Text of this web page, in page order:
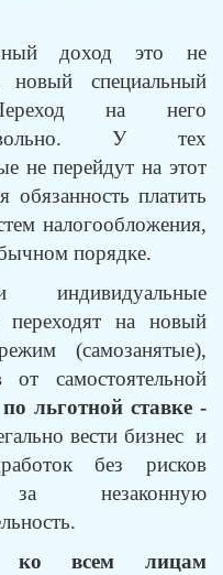
доход это не
новый специальный
на него
У тех
не перейдут на этот
обязанность платить
налогообложения,
порядке.
переходят на новый
(самозанятые),
самостоятельной
льготной ставке -
вести бизнес и
без рисков
незаконную
ко всем лицам